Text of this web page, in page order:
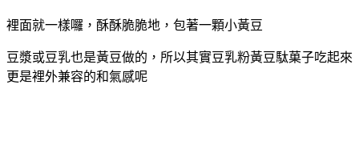
裡面就一樣囉，酥酥脆脆地，包著一顆小黃豆
豆漿或豆乳也是黃豆做的，所以其實豆乳粉黃豆駄菓子吃起來
更是裡外兼容的和氣感呢